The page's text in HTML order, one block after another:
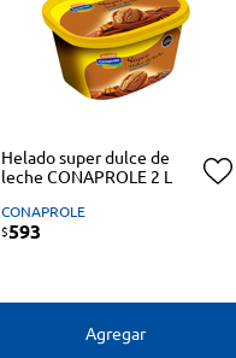
Helado super dulce de
leche CONAPROLE 2 L
CONAPROLE
$593
Agregar